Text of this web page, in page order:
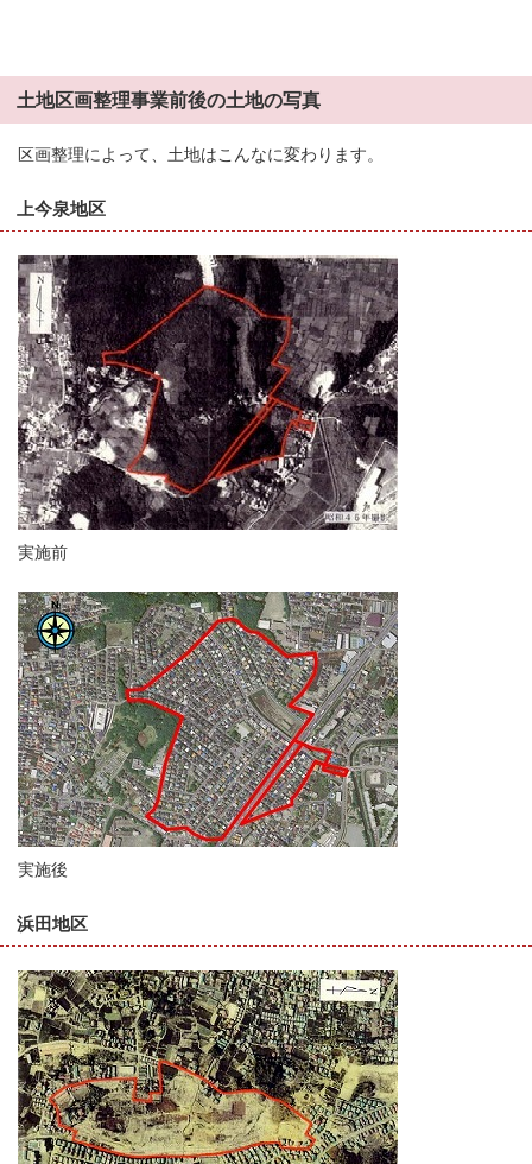
土地区画整理事業前後の土地の写真
区画整理によって、土地はこんなに変わります。
上今泉地区
実施前
実施後
浜田地区